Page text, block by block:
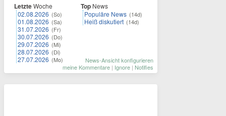
LetzteWoche
02.08.2026 (So)
01.08.2026 (Sa)
31.07.2026 (Fr)
30.07.2026 (Do)
29.07.2026 (Mi)
28.07.2026 (Di)
27.07.2026 (Mo)
Top News
Populäre News (14d)
Heiß diskutiert (14d)
News-Ansicht konfigurieren
meine Kommentare | Ignore | Notifies